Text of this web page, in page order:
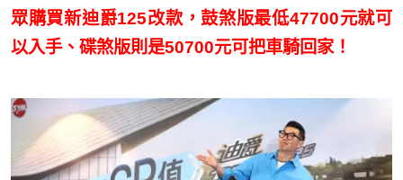
眾購買新迪爵125改款，鼓煞版最低47700元就可
以入手、碟煞版則是50700元可把車騎回家！